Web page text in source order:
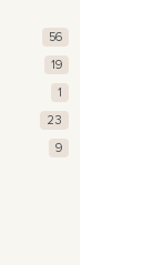
56
19
1
23
9